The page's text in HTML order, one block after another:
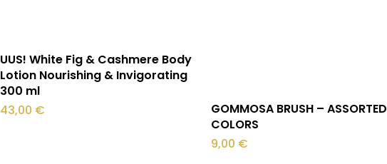
Loe edasi
UUS! White Fig & Cashmere Body
Lotion Nourishing & Invigorating
300 ml
43,00 € Lisa korvi
GOMMOSA BRUSH – ASSORTED
COLORS
9,00 €